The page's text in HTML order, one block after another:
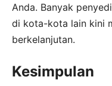
Anda. Banyak
di kota-kota lain kini
berkelanjutan.
Kesimpulan